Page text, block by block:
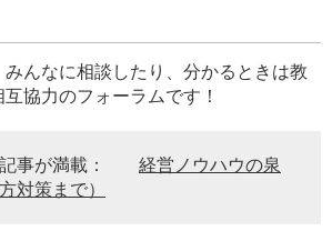
んなに相談したり、分かるときは教
協力のフォーラムです！
事が満載：
経営ノウハウの泉
対策まで）